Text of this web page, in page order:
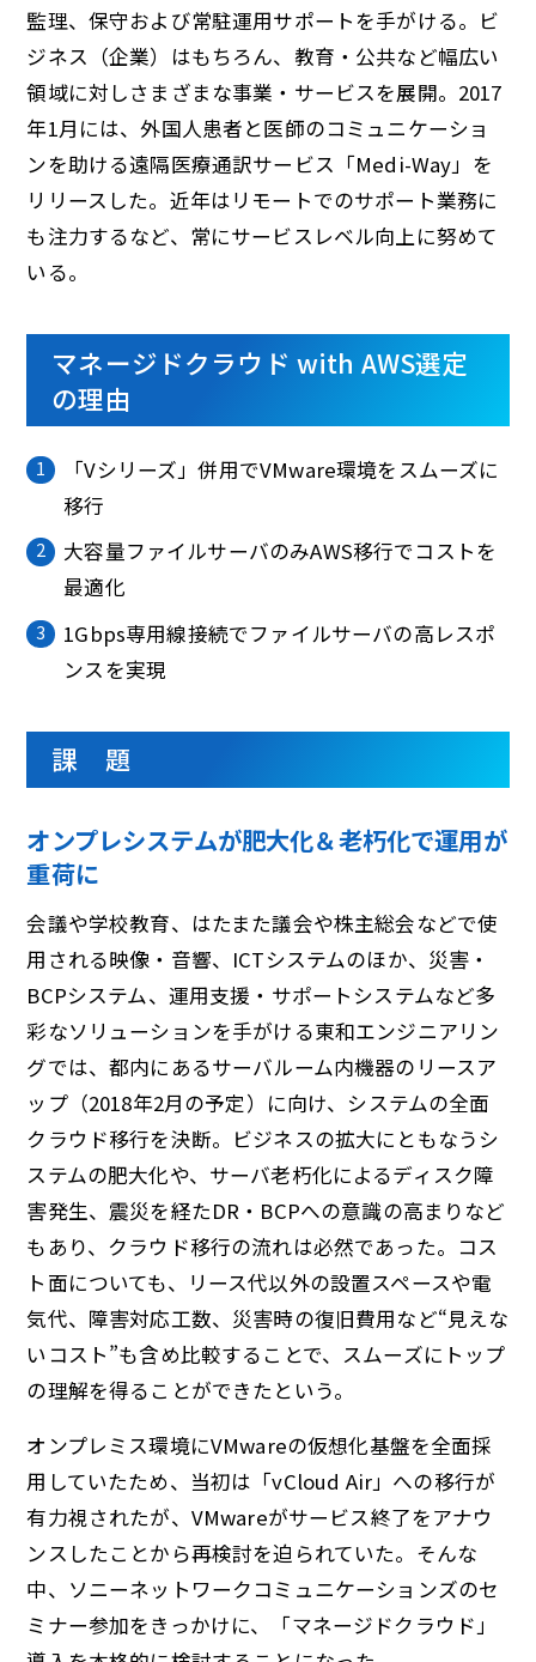
監理、保守および常駐運用サポートを手がける。ビ
ジネス（企業）はもちろん、教育・公共など幅広い
領域に対しさまざまな事業・サービスを展開。2017
年1月には、外国人患者と医師のコミュニケーショ
ンを助ける遠隔医療通訳サービス「Medi-Way」を
リリースした。近年はリモートでのサポート業務に
も注力するなど、常にサービスレベル向上に努めて
いる。
マネージドクラウド with AWS選定
の理由
「Vシリーズ」併用でVMware環境をスムーズに
移行
大容量ファイルサーバのみAWS移行でコストを
最適化
1Gbps専用線接続でファイルサーバの高レスポ
ンスを実現
課 題
オンプレシステムが肥大化＆老朽化で運用が
重荷に
会議や学校教育、はたまた議会や株主総会などで使
用される映像・音響、ICTシステムのほか、災害・
BCPシステム、運用支援・サポートシステムなど多
彩なソリューションを手がける東和エンジニアリン
グでは、都内にあるサーバルーム内機器のリースア
ップ（2018年2月の予定）に向け、システムの全面
クラウド移行を決断。ビジネスの拡大にともなうシ
ステムの肥大化や、サーバ老朽化によるディスク障
害発生、震災を経たDR・BCPへの意識の高まりなど
もあり、クラウド移行の流れは必然であった。コス
ト面についても、リース代以外の設置スペースや電
気代、障害対応工数、災害時の復旧費用など“見えな
いコスト”も含め比較することで、スムーズにトップ
の理解を得ることができたという。
オンプレミス環境にVMwareの仮想化基盤を全面採
用していたため、当初は「vCloud Air」への移行が
有力視されたが、VMwareがサービス終了をアナウ
ンスしたことから再検討を迫られていた。そんな
中、ソニーネットワークコミュニケーションズのセ
ミナー参加をきっかけに、「マネージドクラウド」